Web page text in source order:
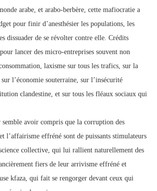
arabe, et arabo-berbère, cette mafiocratie a
pour finir d’anesthésier les populations, les
dissuader de se révolter contre elle. Crédits
lancer des micro-entreprises souvent non
laxisme sur tous les trafics, sur la
l’économie souterraine, sur l’insécurité
clandestine, et sur tous les fléaux sociaux qui
semble avoir compris que la corruption des
l’affairisme effréné sont de puissants stimulateurs
collective, qui lui rallient naturellement des
fiers de leur arrivisme effréné et
kfaza, qui fait se rengorger devant ceux qui